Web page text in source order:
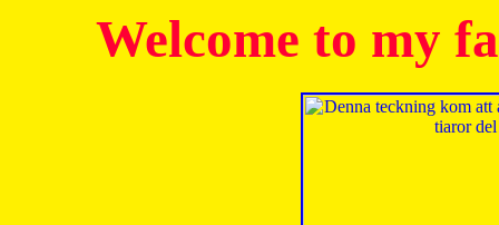
Welcome to my